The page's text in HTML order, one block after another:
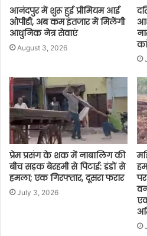
आनंदपुर में शुरू हुई प्रीमियम आई
ओपीडी, अब कम इंतजार में मिलेंगी
आधुनिक नेत्र सेवाएं
August 3, 2026
प्रेम प्रसंग के शक में नाबालिग की
बीच सड़क बेरहमी से पिटाई: डंडों से
हमला; एक गिरफ्तार, दूसरा फरार
July 3, 2026